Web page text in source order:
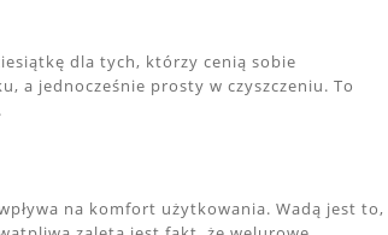
dla tych, którzy cenią sobie
a jednocześnie prosty w czyszczeniu. To
na komfort użytkowania. Wadą jest to,